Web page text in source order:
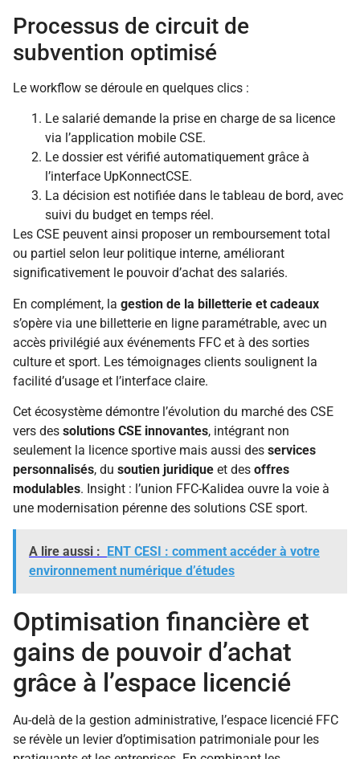
Processus de circuit de
subvention optimisé
Le workflow se déroule en quelques clics :
Le salarié demande la prise en charge de sa licence
via l’application mobile CSE.
Le dossier est vérifié automatiquement grâce à
l’interface UpKonnectCSE.
La décision est notifiée dans le tableau de bord, avec
suivi du budget en temps réel.
Les CSE peuvent ainsi proposer un remboursement total
ou partiel selon leur politique interne, améliorant
significativement le pouvoir d’achat des salariés.
En complément, la gestion de la billetterie et cadeaux
s’opère via une billetterie en ligne paramétrable, avec un
accès privilégié aux événements FFC et à des sorties
culture et sport. Les témoignages clients soulignent la
facilité d’usage et l’interface claire.
Cet écosystème démontre l’évolution du marché des CSE
vers des solutions CSE innovantes, intégrant non
seulement la licence sportive mais aussi des services
personnalisés, du soutien juridique et des offres
modulables. Insight : l’union FFC-Kalidea ouvre la voie à
une modernisation pérenne des solutions CSE sport.
A lire aussi :
ENT CESI : comment accéder à votre
environnement numérique d’études
Optimisation financière et
gains de pouvoir d’achat
grâce à l’espace licencié
Au-delà de la gestion administrative, l’espace licencié FFC
se révèle un levier d’optimisation patrimoniale pour les